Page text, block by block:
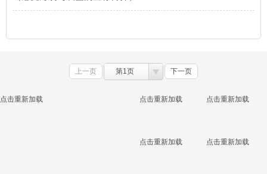
上一页 第1页 下一页
点击重新加载 点击重新加载 点击重新加载
点击重新加载 点击重新加载